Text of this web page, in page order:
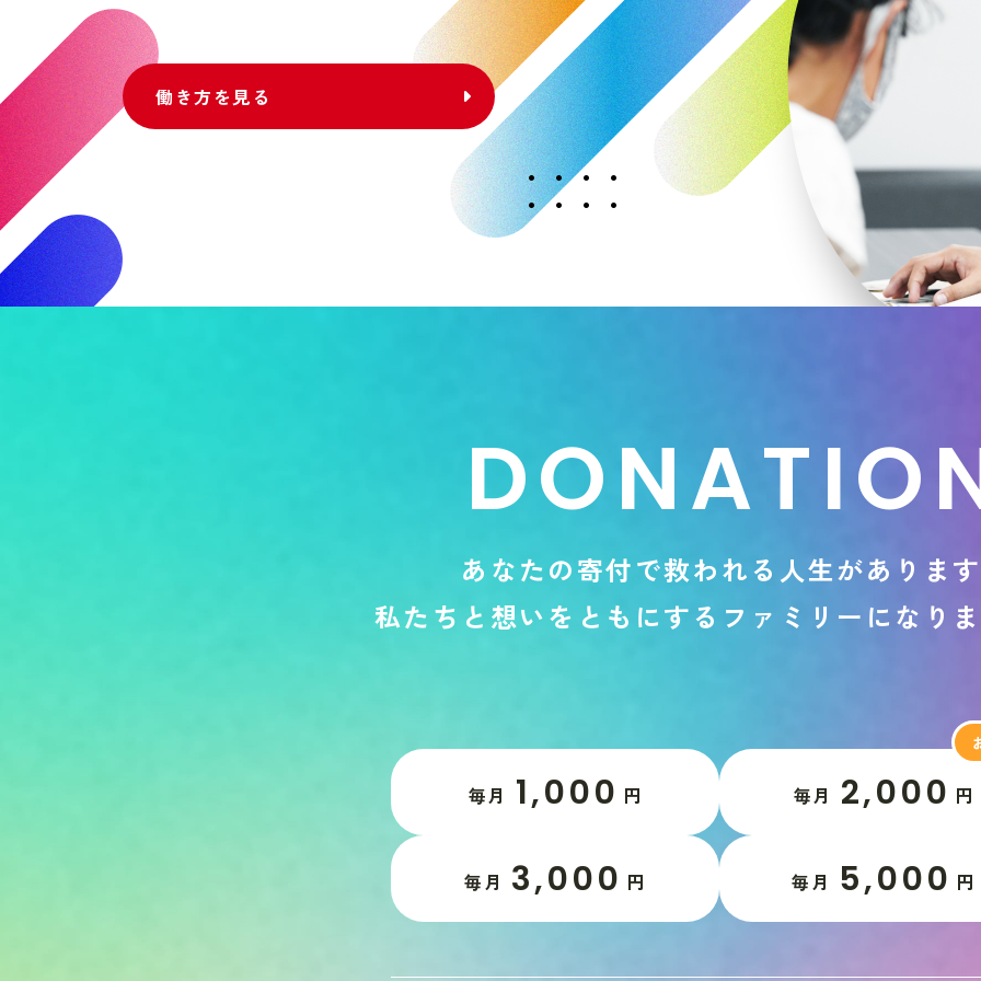
働き方を見る
DONATIO
あ なたの寄付で救われる 人生があ り ま す
私た ち と 想いを と も にする フ ァ ミ リ ー に な り ま
毎月 1,000 円 毎月 2,000 円
毎月 3,000 円 毎月 5,000 円